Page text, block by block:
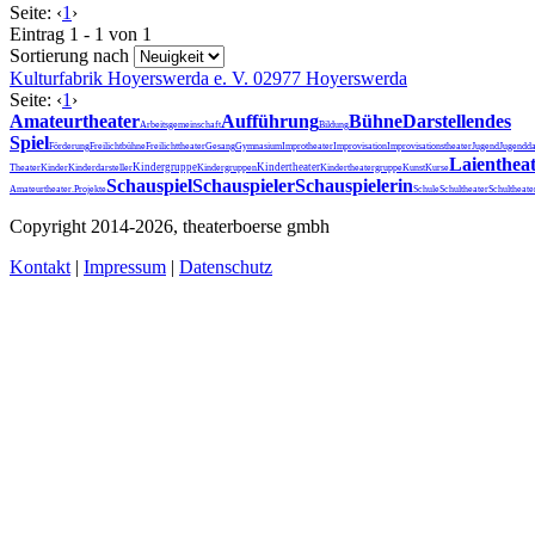
Seite: ‹1 ›
Eintrag 1 - 1 von 1
Sortierung nach
Kulturfabrik Hoyerswerda e. V. 02977 Hoyerswerda
Seite: ‹1 ›
AmateurtheaterArbeitsgemeinschaftAufführungBildungBühneDarstellendes
SpielFörderungFreilichtbühneFreilichttheaterGesangGymnasiumImprotheaterImprovisationImprovisationstheaterJugend
TheaterKinderKinderdarstellerKindergruppeKindergruppenKindertheaterKindertheatergruppeKunstKurse
Amateurtheater.ProjekteSchauspielSchauspielerSchauspielerinSchuleSchultheater
Copyright 2014-2026, theaterboerse gmbh
Kontakt | Impressum | Datenschutz